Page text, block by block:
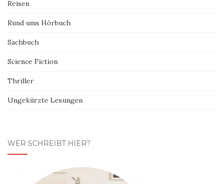
Reisen
Rund ums Hörbuch
Sachbuch
Science Fiction
Thriller
Ungekürzte Lesungen
WER SCHREIBT HIER?